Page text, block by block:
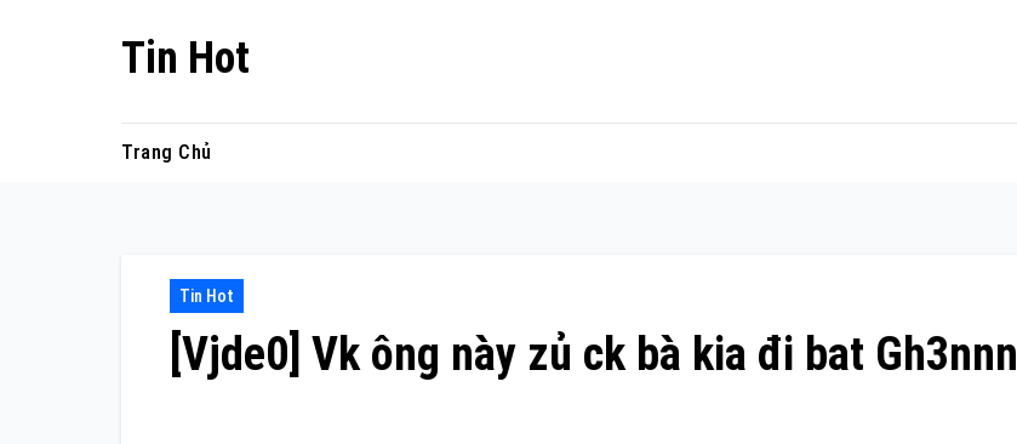
Tin Hot
Trang Chủ
Tin Hot
[Vjde0] Vk ông này zủ ck bà kia đi bat Gh3nnn